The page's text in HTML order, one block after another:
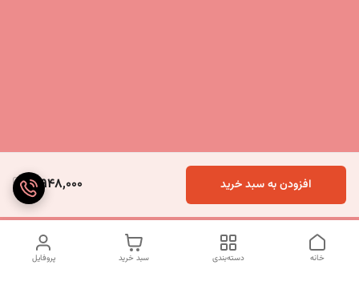
3,948,000 افزودن به سبد خرید
پروفایل سبد خرید دسته‌بندی خانه